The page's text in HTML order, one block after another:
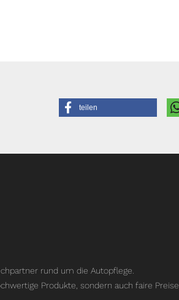
teilen
rund um die Autopflege.
Produkte, sondern auch faire Preise.